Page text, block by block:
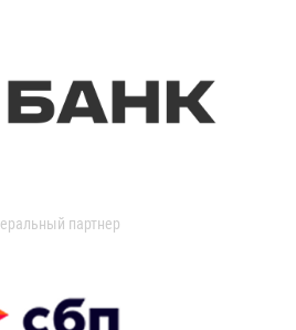
партнер